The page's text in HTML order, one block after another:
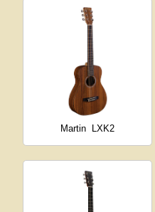
Martin LXK2